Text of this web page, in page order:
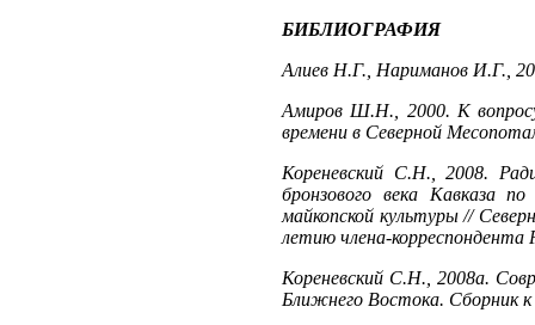
БИБЛИОГРАФИЯ
Алиев Н.Г., Нариманов И.Г.,
Амиров Ш.Н., 2000. К вопросу
времени в Северной
Кореневский С.Н., 2008.
бронзового века Кавказа
майкопской культуры //
летию члена-
Кореневский С.Н., 2008а.
Ближнего Востока. Сборник